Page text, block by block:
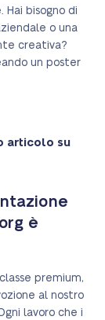
bisogno di
o una
creativa?
un poster
articolo su
è
premium,
al nostro
lavoro che i